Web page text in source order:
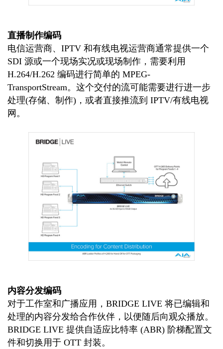
直播制作编码
电信运营商、IPTV 和有线电视运营商通常提供一个
SDI 源或一个现场实况或现场制作，需要利用
H.264/H.262 编码进行简单的 MPEG-
TransportStream。这个交付的流可能需要进行进一步
处理(存储、制作)，或者直接推流到 IPTV/有线电视
网。
内容分发编码
对于工作室和广播应用，BRIDGE LIVE 将已编辑和
处理的内容分发给合作伙伴，以便随后向观众播放。
BRIDGE LIVE 提供自适应比特率 (ABR) 阶梯配置文
件和切换用于 OTT 封装。